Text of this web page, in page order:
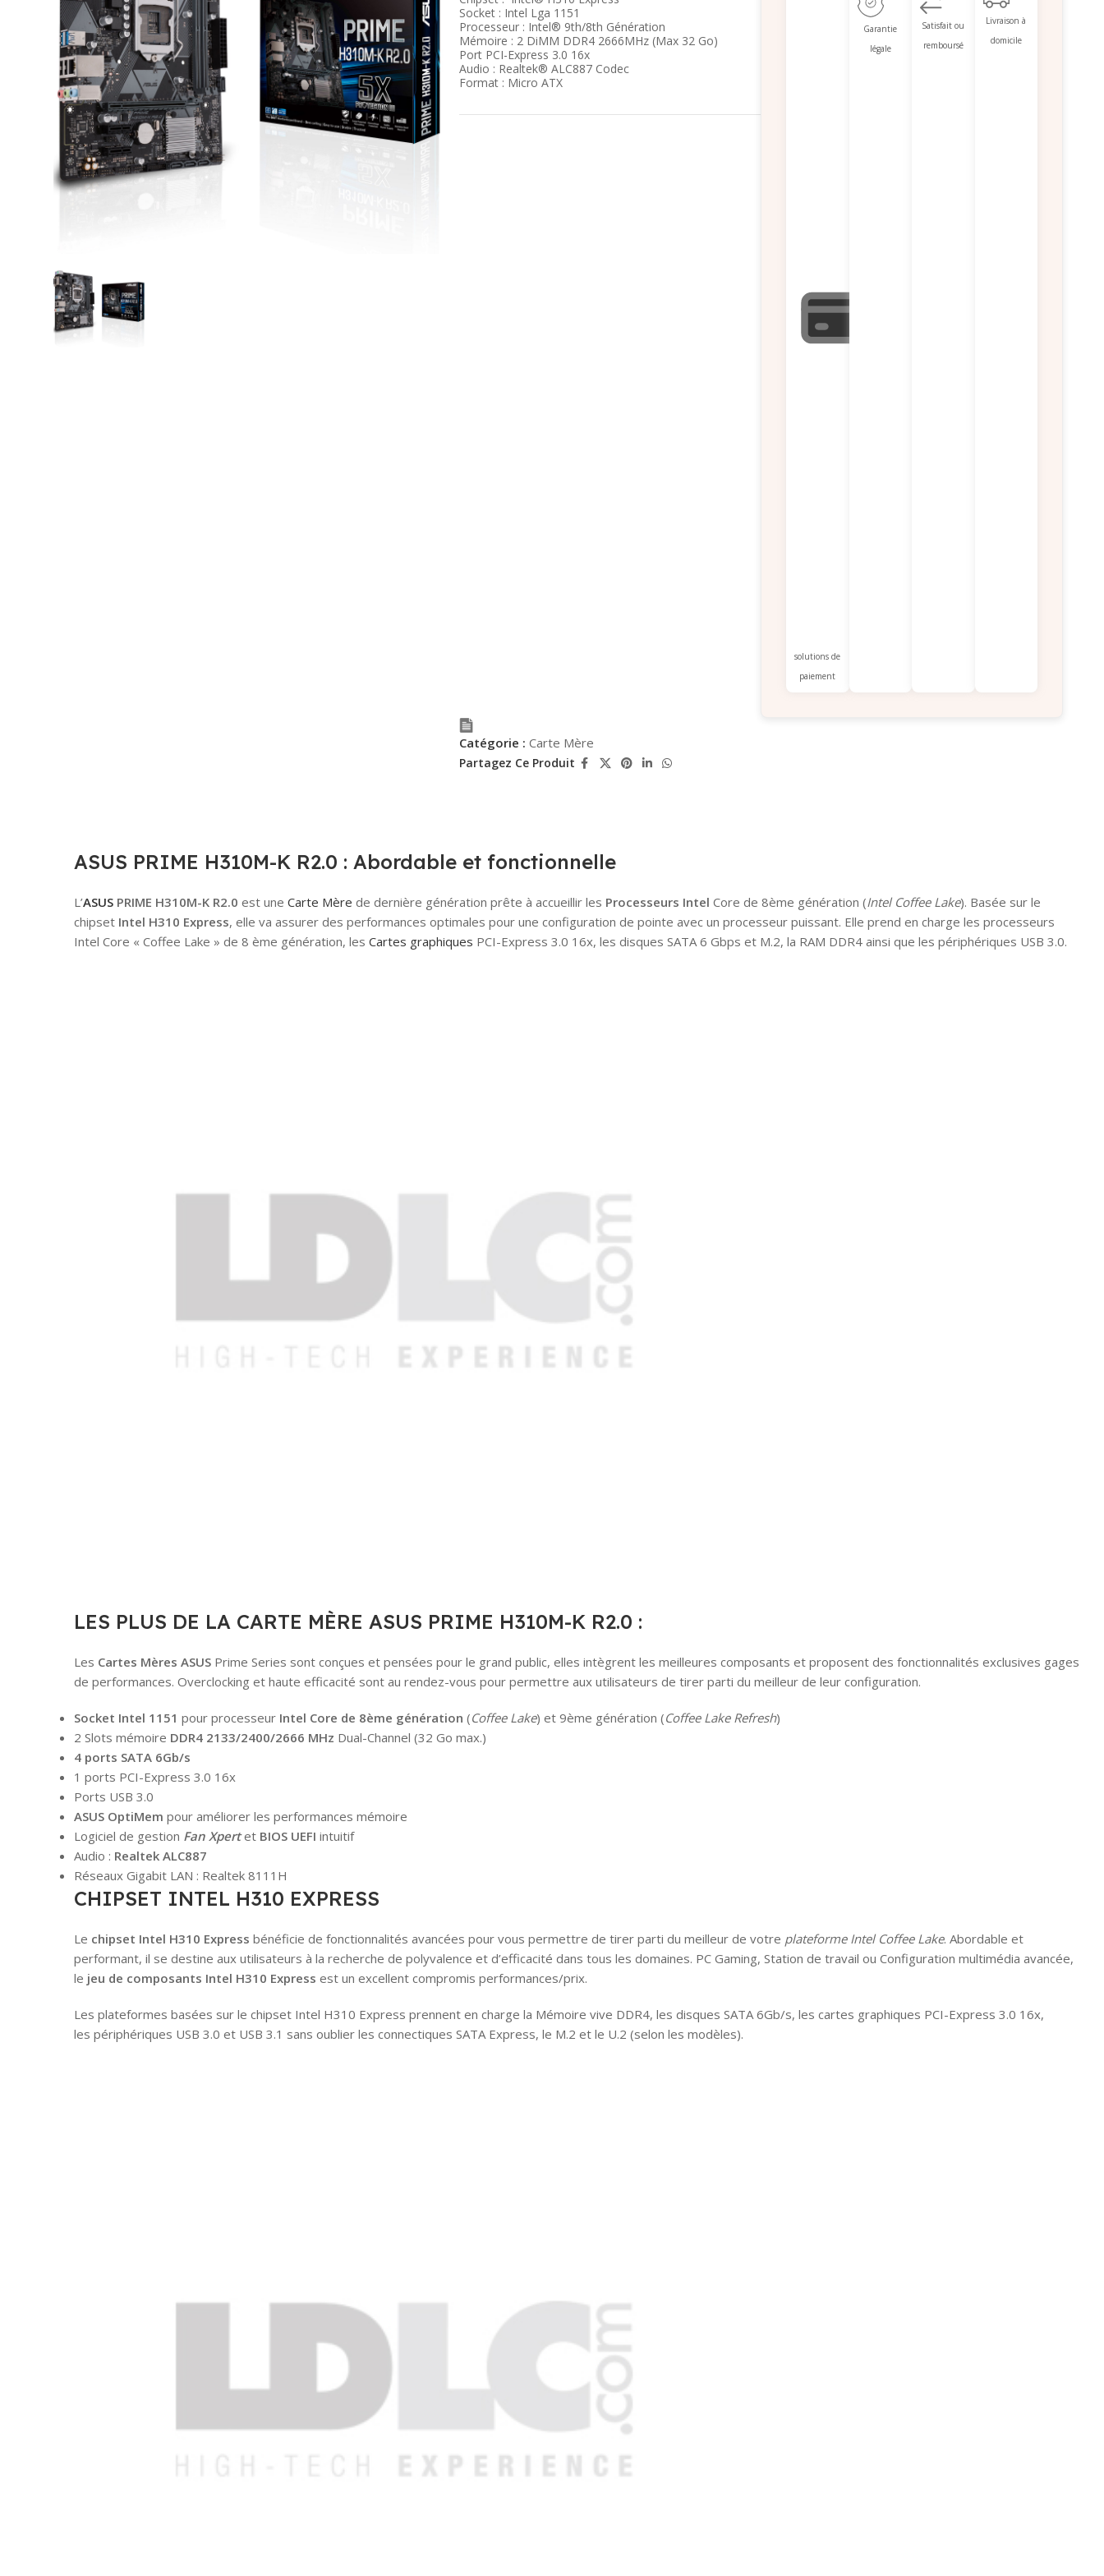
Socket : Intel Lga 1151
Processeur : Intel® 9th/8th Génération
Mémoire : 2 DiMM DDR4 2666MHz (Max 32 Go)
Port PCI-Express 3.0 16x
Audio : Realtek® ALC887 Codec
Format : Micro ATX
solutions de
paiement
Garantie
légale
Satisfait ou
remboursé
Livraison à
domicile
Catégorie : Carte Mère
Partagez Ce Produit
ASUS PRIME H310M-K R2.0 : Abordable et fonctionnelle
L’ASUS PRIME H310M-K R2.0 est une Carte Mère de dernière génération prête à accueillir les Processeurs Intel Core de 8ème génération (Intel Coffee Lake). Basée sur le
chipset Intel H310 Express, elle va assurer des performances optimales pour une configuration de pointe avec un processeur puissant. Elle prend en charge les processeurs
Intel Core « Coffee Lake » de 8 ème génération, les Cartes graphiques PCI-Express 3.0 16x, les disques SATA 6 Gbps et M.2, la RAM DDR4 ainsi que les périphériques USB 3.0.
LES PLUS DE LA CARTE MÈRE ASUS PRIME H310M-K R2.0 :
Les Cartes Mères ASUS Prime Series sont conçues et pensées pour le grand public, elles intègrent les meilleures composants et proposent des fonctionnalités exclusives gages
de performances. Overclocking et haute efficacité sont au rendez-vous pour permettre aux utilisateurs de tirer parti du meilleur de leur configuration.
Socket Intel 1151 pour processeur Intel Core de 8ème génération (Coffee Lake) et 9ème génération (Coffee Lake Refresh)
2 Slots mémoire DDR4 2133/2400/2666 MHz Dual-Channel (32 Go max.)
4 ports SATA 6Gb/s
1 ports PCI-Express 3.0 16x
Ports USB 3.0
ASUS OptiMem pour améliorer les performances mémoire
Logiciel de gestion Fan Xpertet BIOS UEFI intuitif
Audio : Realtek ALC887
Réseaux Gigabit LAN : Realtek 8111H
CHIPSET INTEL H310 EXPRESS
Le chipset Intel H310 Express bénéficie de fonctionnalités avancées pour vous permettre de tirer parti du meilleur de votre plateforme Intel Coffee Lake. Abordable et
performant, il se destine aux utilisateurs à la recherche de polyvalence et d’efficacité dans tous les domaines. PC Gaming, Station de travail ou Configuration multimédia avancée,
le jeu de composants Intel H310 Express est un excellent compromis performances/prix.
Les plateformes basées sur le chipset Intel H310 Express prennent en charge la Mémoire vive DDR4, les disques SATA 6Gb/s, les cartes graphiques PCI-Express 3.0 16x,
les périphériques USB 3.0 et USB 3.1 sans oublier les connectiques SATA Express, le M.2 et le U.2 (selon les modèles).